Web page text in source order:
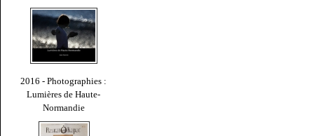
2016 - Photographies :
Lumières de Haute-
Normandie